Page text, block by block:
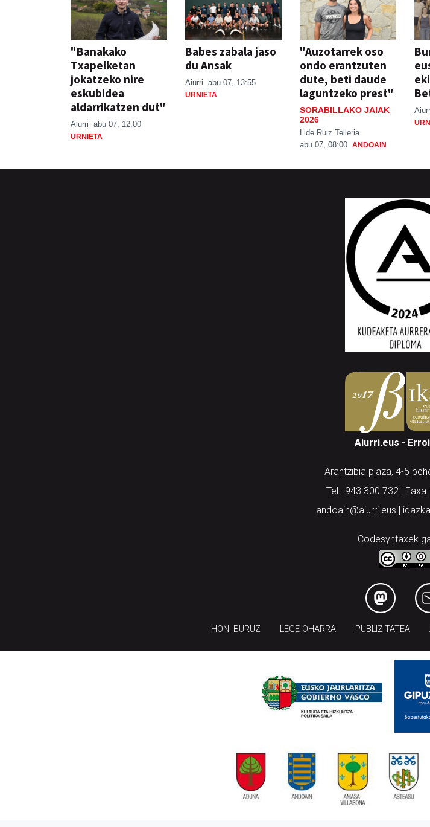
"Banakako
Txapelketan
jokatzeko nire
eskubidea
aldarrikatzen dut"
Aiurri abu 07, 12:00
URNIETA
Babes zabala jaso
du Ansak
Aiurri abu 07, 13:55
URNIETA
"Auzotarrek oso
ondo erantzuten
dute, beti daude
laguntzeko prest"
SORABILLAKO JAIAK
2026
Lide Ruiz Telleria
abu 07, 08:00 ANDOAIN
Aiurri.eus -
Arantzibia plaza, 4-5
Tel.: 943 300 732 |
andoain@aiurri.eus |
Codesyntaxek
HONI BURUZ LEGE OHARRA PUBLIZITATEA